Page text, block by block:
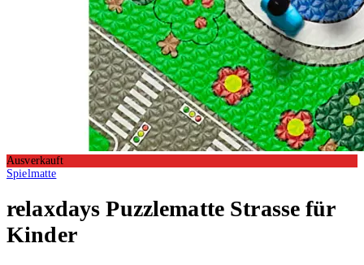
Ausverkauft
Spielmatte
relaxdays Puzzlematte Strasse für
Kinder